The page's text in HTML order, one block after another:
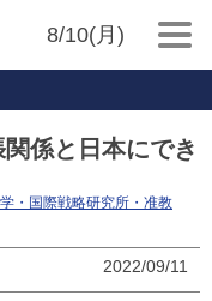
8/10(月)
係と日本にでき
・国際戦略研究所・准教
2022/09/11